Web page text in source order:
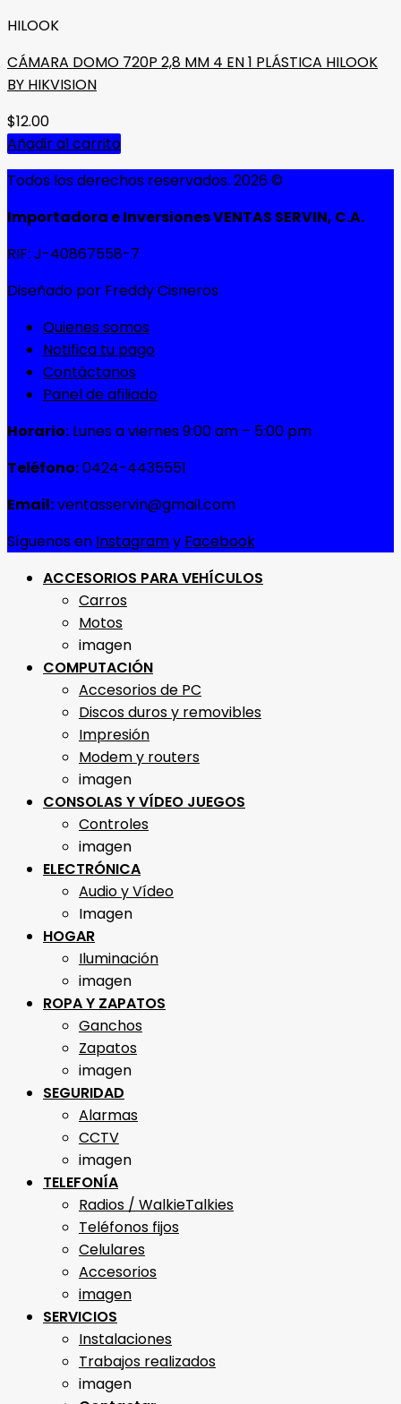
HILOOK
CÁMARA DOMO 720P 2,8 MM 4 EN 1 PLÁSTICA HILOOK
BY HIKVISION
$12.00
Añadir al carrito
Todos los derechos reservados. 2026 ©
Importadora e Inversiones VENTAS SERVIN, C.A.
RIF: J-40867558-7
Diseñado por Freddy Cisneros
Quienes somos
Notifica tu pago
Contáctanos
Panel de afiliado
Horario: Lunes a viernes 9:00 am – 5:00 pm
Teléfono:0424-4435551
Email:ventasservin@gmail.com
Síguenos en Instagramy Facebook
ACCESORIOS PARA VEHÍCULOS
Carros
Motos
imagen
COMPUTACIÓN
Accesorios de PC
Discos duros y removibles
Impresión
Modem y routers
imagen
CONSOLAS Y VÍDEO JUEGOS
Controles
imagen
ELECTRÓNICA
Audio y Vídeo
Imagen
HOGAR
Iluminación
imagen
ROPA Y ZAPATOS
Ganchos
Zapatos
imagen
SEGURIDAD
Alarmas
CCTV
imagen
TELEFONÍA
Radios / WalkieTalkies
Teléfonos fijos
Celulares
Accesorios
imagen
SERVICIOS
Instalaciones
Trabajos realizados
imagen